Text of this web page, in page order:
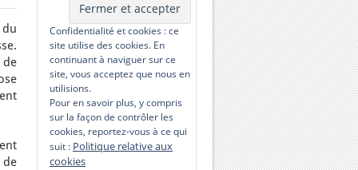
de
Confidentialité et cookies : ce
site utilise des cookies. En
continuant à naviguer sur ce
site, vous acceptez que nous en
utilisions.
Pour en savoir plus, y compris
sur la façon de contrôler les
cookies, reportez-vous à ce qui
suit : Politique relative aux
cookies